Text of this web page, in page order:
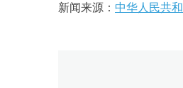
新闻来源： 中华人民共